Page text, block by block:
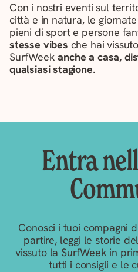
Con i nostri eventi sul
città e in natura, le
pieni di sport e persone
stesse vibes che hai
SurfWeekanche a casa,
qualsiasi stagione.
Entra
Conosci i tuoi compagni
partire, leggi le storie
vissuto la SurfWeek in
tutti i consigli e le